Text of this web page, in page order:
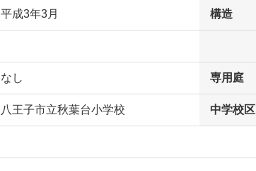
平成3年3月 構造
なし 専用庭
八王子市立秋葉台小学校 中学校区